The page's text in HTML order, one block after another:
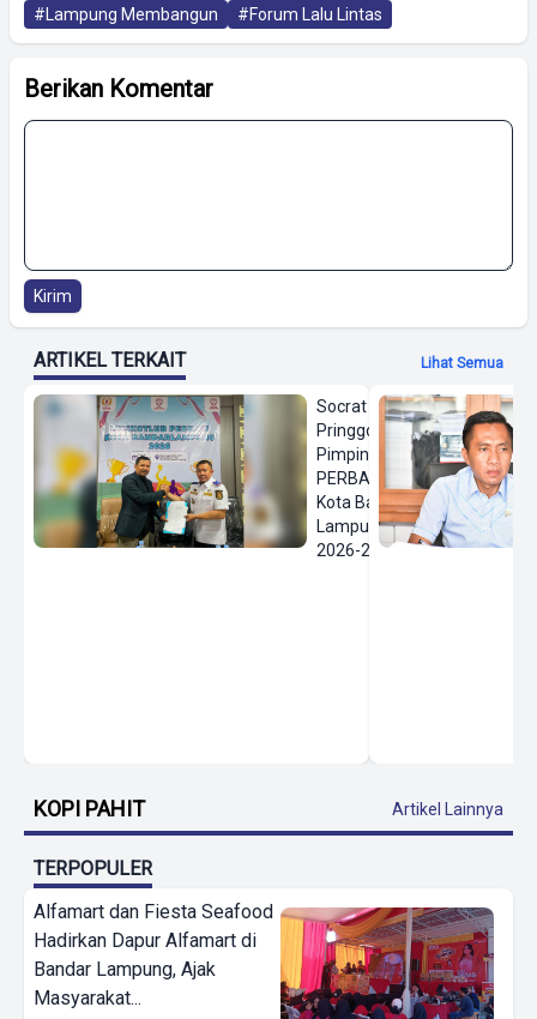
#Lampung Membangun #Forum Lalu Lintas
Berikan Komentar
Kirim
ARTIKEL TERKAIT Lihat Semua
Socrat
Pringgodanu
Pimpin
PERBASI
Kota Bandar
Lampung
2026-2030
KOPI PAHIT Artikel Lainnya
TERPOPULER
Alfamart dan Fiesta Seafood
Hadirkan Dapur Alfamart di
Bandar Lampung, Ajak
Masyarakat...